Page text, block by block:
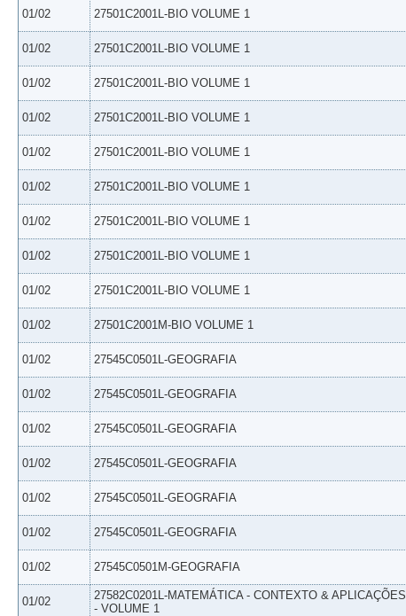
01/02 27501C2001L-BIO VOLUME 1
01/02 27501C2001L-BIO VOLUME 1
01/02 27501C2001L-BIO VOLUME 1
01/02 27501C2001L-BIO VOLUME 1
01/02 27501C2001L-BIO VOLUME 1
01/02 27501C2001L-BIO VOLUME 1
01/02 27501C2001L-BIO VOLUME 1
01/02 27501C2001L-BIO VOLUME 1
01/02 27501C2001L-BIO VOLUME 1
01/02 27501C2001M-BIO VOLUME 1
01/02 27545C0501L-GEOGRAFIA
01/02 27545C0501L-GEOGRAFIA
01/02 27545C0501L-GEOGRAFIA
01/02 27545C0501L-GEOGRAFIA
01/02 27545C0501L-GEOGRAFIA
01/02 27545C0501L-GEOGRAFIA
01/02 27545C0501M-GEOGRAFIA
01/02
27582C0201L-MATEMÁTICA - CONTEXTO & APLICAÇÕES
- VOLUME 1